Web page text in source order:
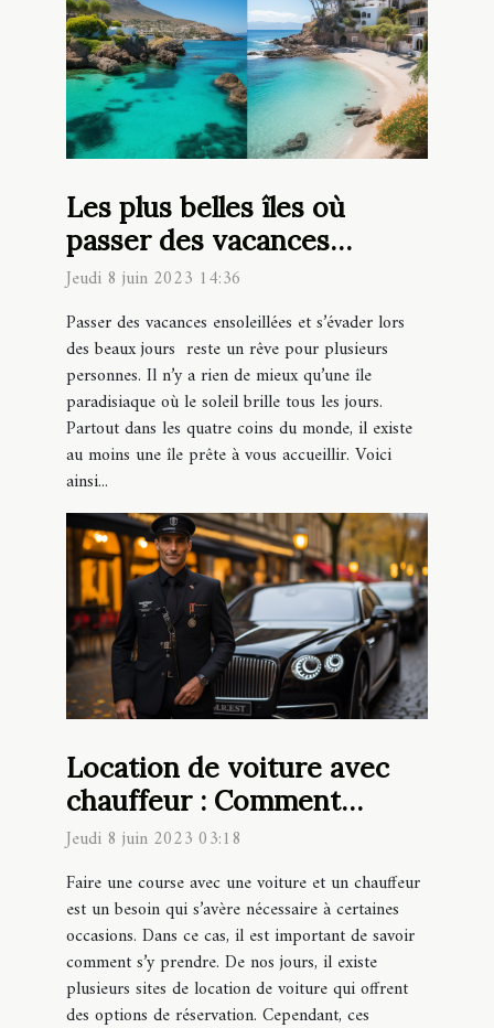
Les plus belles îles où
passer des vacances
estivales ensoleillées
Jeudi 8 juin 2023 14:36
Passer des vacances ensoleillées et s’évader lors
des beaux jours reste un rêve pour plusieurs
personnes. Il n’y a rien de mieux qu’une île
paradisiaque où le soleil brille tous les jours.
Partout dans les quatre coins du monde, il existe
au moins une île prête à vous accueillir. Voici
ainsi...
Location de voiture avec
chauffeur : Comment
réserver facilement votre
course en ligne ?
Jeudi 8 juin 2023 03:18
Faire une course avec une voiture et un chauffeur
est un besoin qui s’avère nécessaire à certaines
occasions. Dans ce cas, il est important de savoir
comment s’y prendre. De nos jours, il existe
plusieurs sites de location de voiture qui offrent
des options de réservation. Cependant, ces